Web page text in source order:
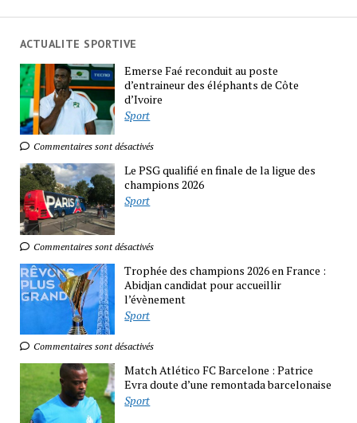
ACTUALITE SPORTIVE
Emerse Faé reconduit au poste
d’entraineur des éléphants de Côte
d’Ivoire
Sport
Commentaires sont désactivés
Le PSG qualifié en finale de la ligue des
champions 2026
Sport
Commentaires sont désactivés
Trophée des champions 2026 en France :
Abidjan candidat pour accueillir
l’évènement
Sport
Commentaires sont désactivés
Match Atlético FC Barcelone : Patrice
Evra doute d’une remontada barcelonaise
Sport